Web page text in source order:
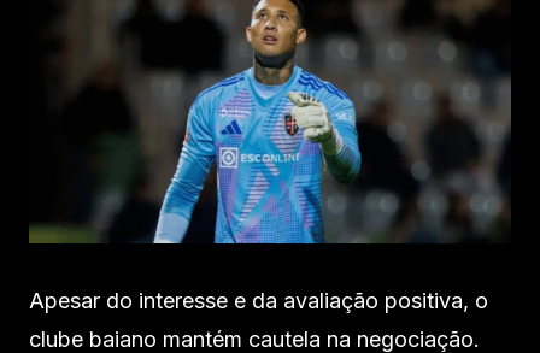
Apesar do interesse e da avaliação positiva, o
clube baiano mantém cautela na negociação.